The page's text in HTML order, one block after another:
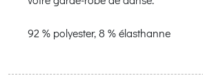
92 % polyester, 8 % élasthanne